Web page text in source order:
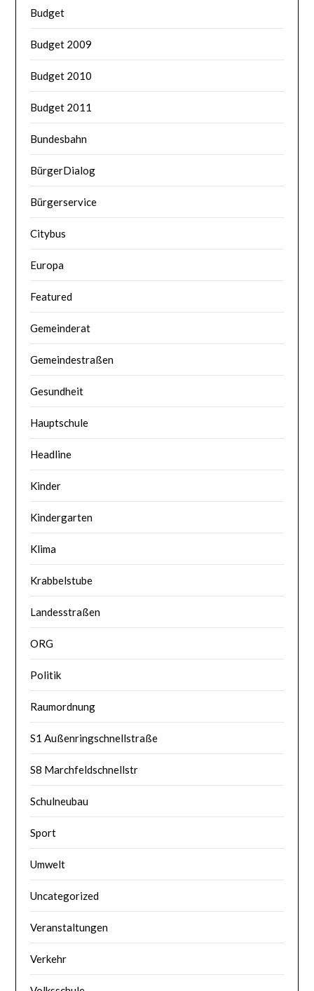
Budget
Budget 2009
Budget 2010
Budget 2011
Bundesbahn
BürgerDialog
Bürgerservice
Citybus
Europa
Featured
Gemeinderat
Gemeindestraßen
Gesundheit
Hauptschule
Headline
Kinder
Kindergarten
Klima
Krabbelstube
Landesstraßen
ORG
Politik
Raumordnung
S1 Außenringschnellstraße
S8 Marchfeldschnellstr
Schulneubau
Sport
Umwelt
Uncategorized
Veranstaltungen
Verkehr